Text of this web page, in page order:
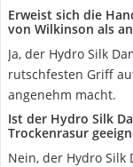
Erweist sich die
von Wilkinson als
Ja, der Hydro Silk
rutschfesten Griff
angenehm macht.
Ist der Hydro Silk
Trockenrasur
Nein, der Hydro Silk